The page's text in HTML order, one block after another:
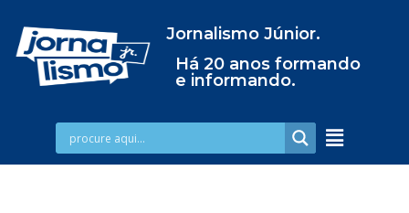
Jornalismo Júnior.
Há 20 anos formando
e informando.